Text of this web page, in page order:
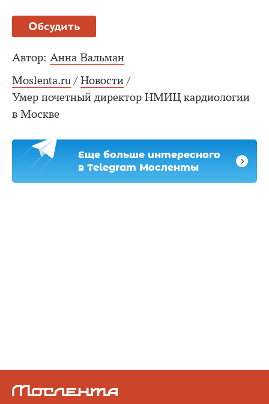
Обсудить
Автор: Анна Вальман
Moslenta.ru / Новости /
Умер почетный директор НМИЦ кардиологии
в Москве
Еще больше интересного
в Telegram Мосленты